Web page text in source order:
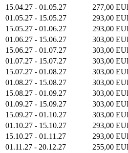
15.04.27 - 01.05.27
277,00
01.05.27 - 15.05.27
293,00
15.05.27 - 01.06.27
293,00
01.06.27 - 15.06.27
303,00
15.06.27 - 01.07.27
303,00
01.07.27 - 15.07.27
303,00
15.07.27 - 01.08.27
303,00
01.08.27 - 15.08.27
303,00
15.08.27 - 01.09.27
303,00
01.09.27 - 15.09.27
303,00
15.09.27 - 01.10.27
303,00
01.10.27 - 15.10.27
293,00
15.10.27 - 01.11.27
293,00
01.11.27 - 20.12.27
255,00